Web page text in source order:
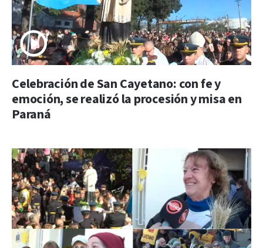
Celebración de San Cayetano: con fe y
emoción, se realizó la procesión y misa en
Paraná